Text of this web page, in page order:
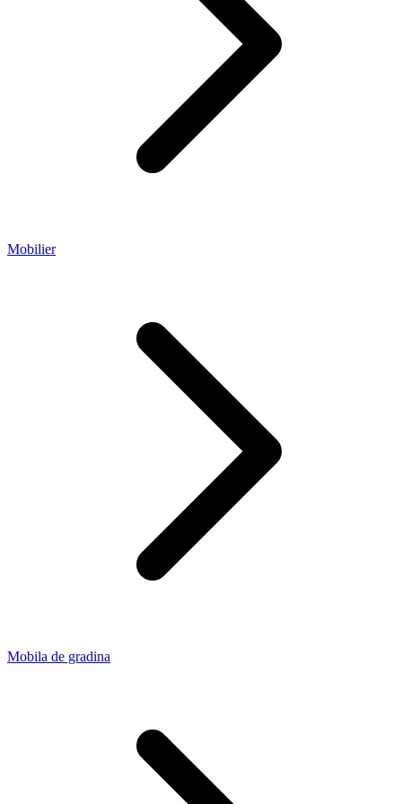
Mobilier
Mobila de gradina